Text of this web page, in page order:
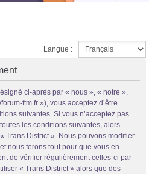
Langue :
ci-après par « nous », « notre »,
ftm.fr »), vous acceptez d’être
suivantes. Si vous n’acceptez pas
les conditions suivantes, alors
Trans District ». Nous pouvons modifier
nous ferons tout pour que vous en
de vérifier régulièrement celles-ci par
« Trans District » alors que des